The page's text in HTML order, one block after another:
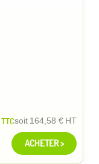
TTCsoit 164,58 € HT
ACHETER >